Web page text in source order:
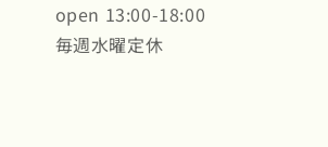
open 13:00-18:00
毎週水曜定休